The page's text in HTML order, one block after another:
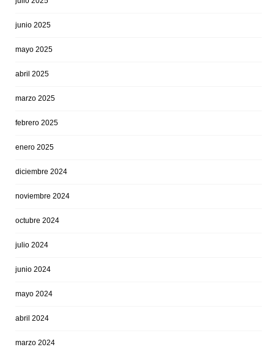
junio 2025
mayo 2025
abril 2025
marzo 2025
febrero 2025
enero 2025
diciembre 2024
noviembre 2024
octubre 2024
julio 2024
junio 2024
mayo 2024
abril 2024
marzo 2024